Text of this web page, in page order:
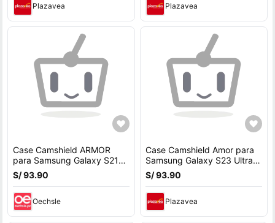
Plazavea Plazavea
Case Camshield ARMOR
para Samsung Galaxy S21
Ultra - VERDE
S/ 93.90
Oechsle
Case Camshield Amor para
Samsung Galaxy S23 Ultra -
NEGRO
S/ 93.90
Plazavea